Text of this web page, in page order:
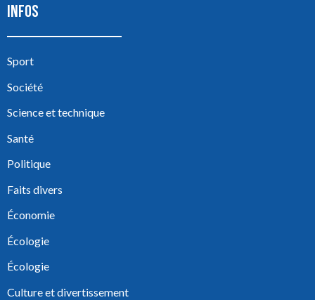
INFOS
Sport
Société
Science et technique
Santé
Politique
Faits divers
Économie
Écologie
Écologie
Culture et divertissement